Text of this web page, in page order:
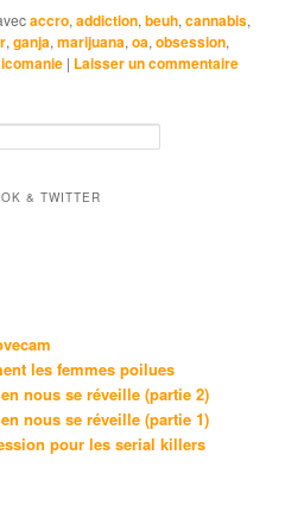
accro,addiction,beuh,cannabis,
,ganja,marijuana,oa,obsession,
| Laisser un commentaire
& TWITTER
les femmes poilues
nous se réveille (partie 2)
nous se réveille (partie 1)
pour les serial killers